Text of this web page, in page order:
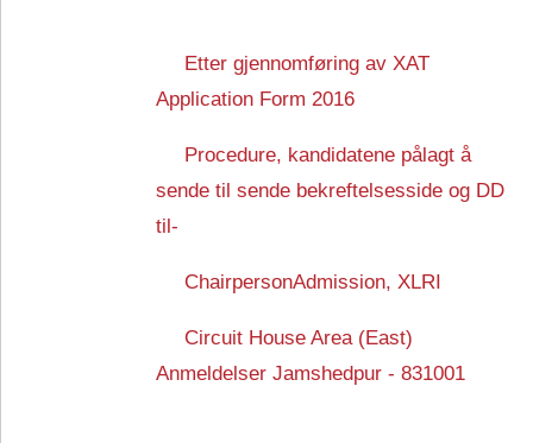
Etter gjennomføring av XAT
Application Form 2016
Procedure, kandidatene pålagt å
sende til sende bekreftelsesside og DD
til-
ChairpersonAdmission, XLRI
Circuit House Area (East)
Anmeldelser Jamshedpur - 831001